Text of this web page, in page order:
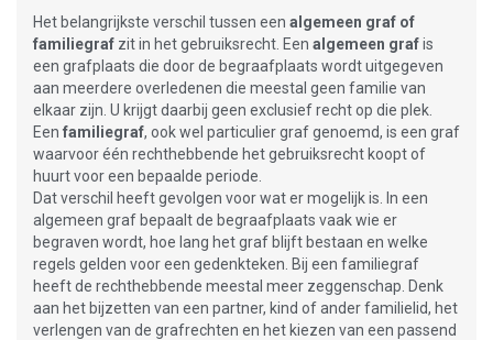
Het belangrijkste verschil tussen een algemeen graf of
familiegraf zit in het gebruiksrecht. Een algemeen grafis
een grafplaats die door de begraafplaats wordt uitgegeven
aan meerdere overledenen die meestal geen familie van
elkaar zijn. U krijgt daarbij geen exclusief recht op die plek.
Een familiegraf, ook wel particulier graf genoemd, is een graf
waarvoor één rechthebbende het gebruiksrecht koopt of
huurt voor een bepaalde periode.
Dat verschil heeft gevolgen voor wat er mogelijk is. In een
algemeen graf bepaalt de begraafplaats vaak wie er
begraven wordt, hoe lang het graf blijft bestaan en welke
regels gelden voor een gedenkteken. Bij een familiegraf
heeft de rechthebbende meestal meer zeggenschap. Denk
aan het bijzetten van een partner, kind of ander familielid, het
verlengen van de grafrechten en het kiezen van een passend